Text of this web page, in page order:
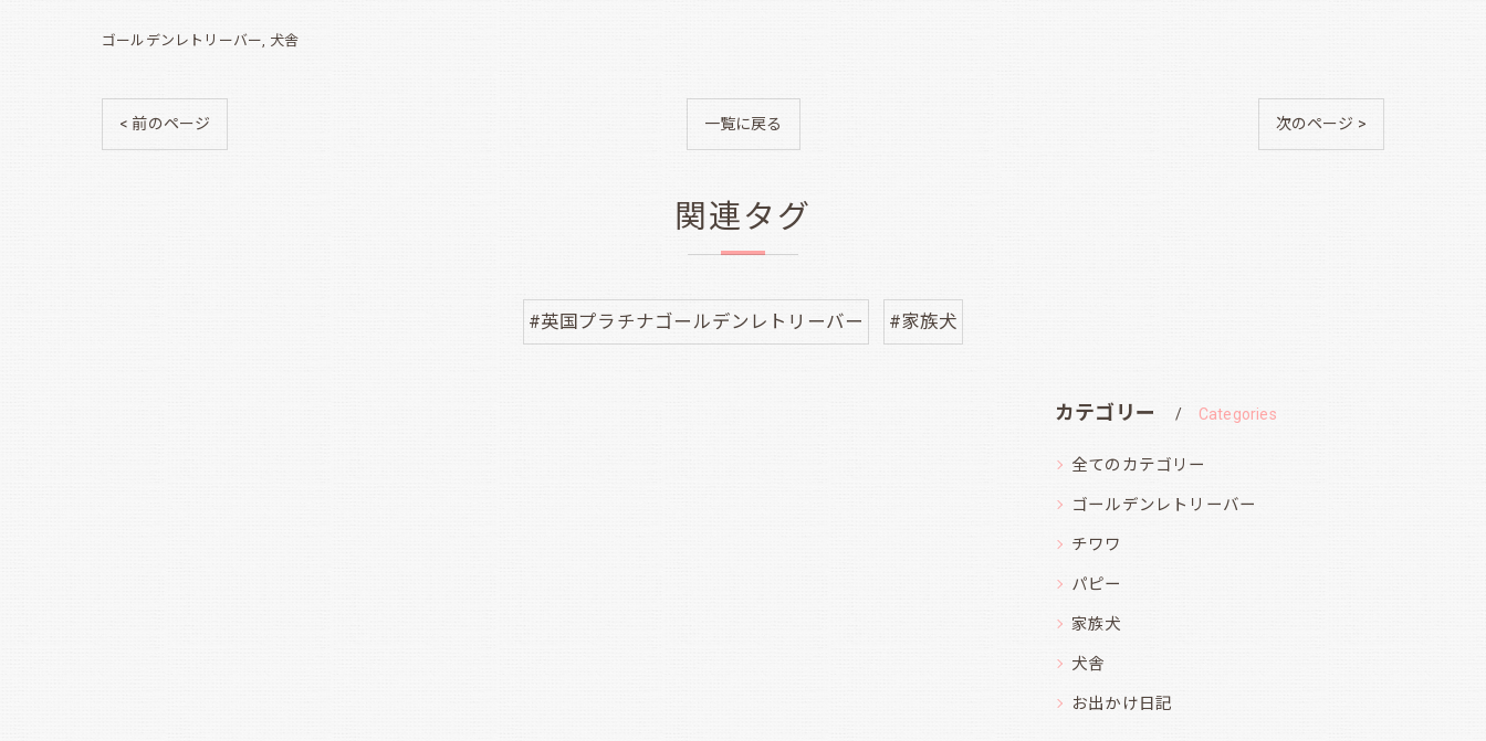
ゴールデンレトリーバー 犬舎
< 前のページ 一覧に戻る 次のページ >
関連タグ
#英国プラチナゴールデンレトリーバー #家族犬
カテゴリー Categories
全てのカテゴリー
ゴールデンレトリーバー
チワワ
パピー
家族犬
犬舎
お出かけ日記